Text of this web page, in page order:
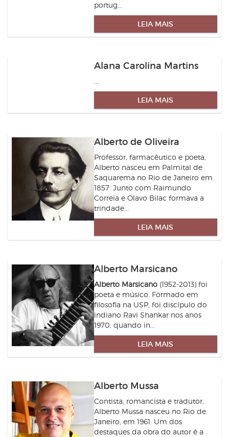
portug...
LEIA MAIS
Alana Carolina Martins
...
LEIA MAIS
Alberto de Oliveira
Professor, farmacêutico e poeta,
Alberto nasceu em Palmital de
Saquarema no Rio de Janeiro em
1857. Junto com Raimundo
Correia e Olavo Bilac formava a
trindade...
LEIA MAIS
Alberto Marsicano
Alberto Marsicano(1952-2013) foi
poeta e músico. Formado em
filosofia na USP, foi discípulo do
indiano Ravi Shankar nos anos
1970, quando in...
LEIA MAIS
Alberto Mussa
Contista, romancista e tradutor,
Alberto Mussa nasceu no Rio de
Janeiro, em 1961. Um dos
destaques da obra do autor é a